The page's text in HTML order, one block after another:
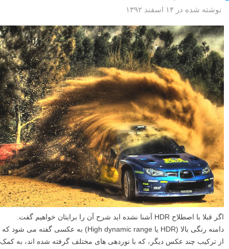
نوشته شده در ۱۴ اسفند ۱۳۹۲
اگر قبلا با اصطلاح HDR آشنا نشده اید شرح آن را برایتان خواهیم گفت.
دامنه رنگی بالا (HDR یا High dynamic range) به عکسی گفته می شود که
از ترکیب چند عکس دیگر، که با نوردهی های مختلف گرفته شده اند، به کمک